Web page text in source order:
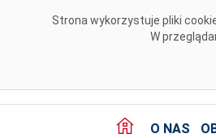
Strona wykorzystuje pliki
W
O NAS